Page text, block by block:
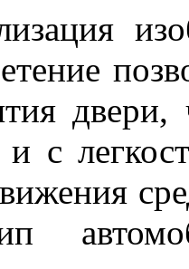
двери,
и с